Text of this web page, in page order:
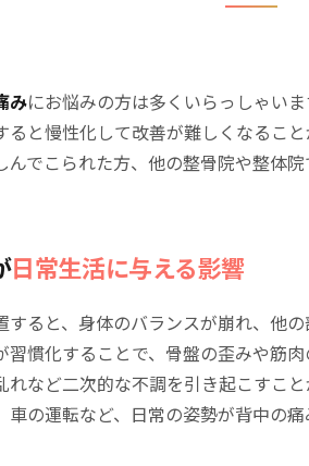
みにお悩みの方は多くいらっしゃい
ると慢性化して改善が難しくなるこ
んでこられた方、他の整骨院や整体
日常生活に与える影響
すると、身体のバランスが崩れ、他
習慣化することで、骨盤の歪みや筋
れなど二次的な不調を引き起こすこ
車の運転など、日常の姿勢が背中の